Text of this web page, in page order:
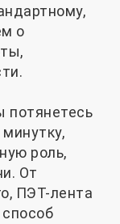
о
потянетесь
роль,
От
ПЭТ-лента